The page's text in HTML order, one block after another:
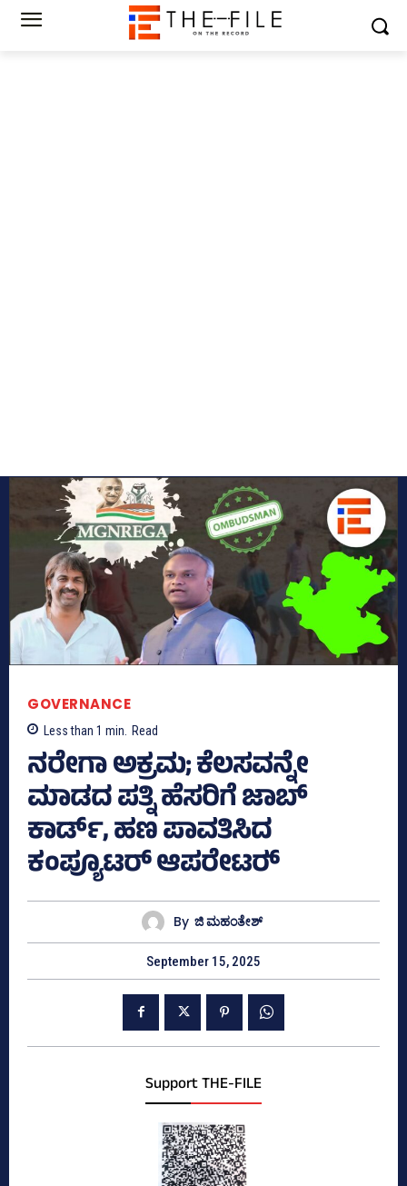
GOVERNANCE
Less than 1 min. Read
ನರೇಗಾ ಅಕ್ರಮ; ಕೆಲಸವನ್ನೇ
ಮಾಡದ ಪತ್ನಿ ಹೆಸರಿಗೆ ಜಾಬ್‌
ಕಾರ್ಡ್‌, ಹಣ ಪಾವತಿಸಿದ
ಕಂಪ್ಯೂಟರ್ ಆಪರೇಟರ್‍‌
By ಜಿ ಮಹಂತೇಶ್
September 15, 2025
Support THE-FILE